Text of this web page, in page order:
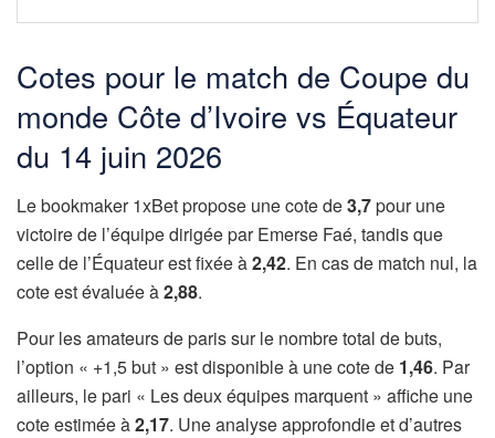
Cotes pour le match de Coupe du
monde Côte d’Ivoire vs Équateur
du 14 juin 2026
Le bookmaker 1xBet propose une cote de3,7pour une
victoire de l’équipe dirigée par Emerse Faé, tandis que
celle de l’Équateur est fixée à2,42. En cas de match nul, la
cote est évaluée à2,88.
Pour les amateurs de paris sur le nombre total de buts,
l’option « +1,5 but » est disponible à une cote de 1,46. Par
ailleurs, le pari « Les deux équipes marquent » affiche une
cote estimée à2,17. Une analyse approfondie et d’autres